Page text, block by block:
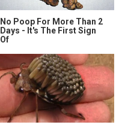
No Poop For More Than 2
Days - It's The First Sign
Of